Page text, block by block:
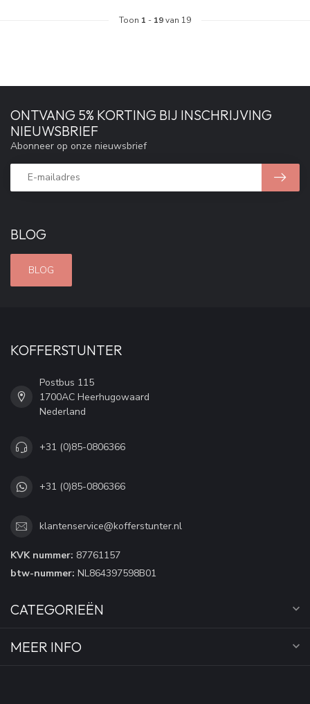
Toon 1 - 19van 19
BLOG
BLOG
ONTVANG 5% KORTING BIJ INSCHRIJVING
NIEUWSBRIEF
Abonneer op onze nieuwsbrief
KOFFERSTUNTER
Postbus 115
1700AC Heerhugowaard
Nederland
+31 (0)85-0806366
+31 (0)85-0806366
klantenservice@kofferstunter.nl
KVK nummer: 87761157
btw-nummer: NL864397598B01
CATEGORIEËN
MEER INFO